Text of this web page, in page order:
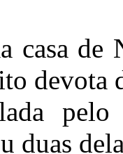
casa de
devota
duas